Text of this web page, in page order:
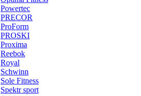
Powertec
PRECOR
ProForm
PROSKI
Proxima
Reebok
Royal
Schwinn
Sole Fitness
Spektr sport